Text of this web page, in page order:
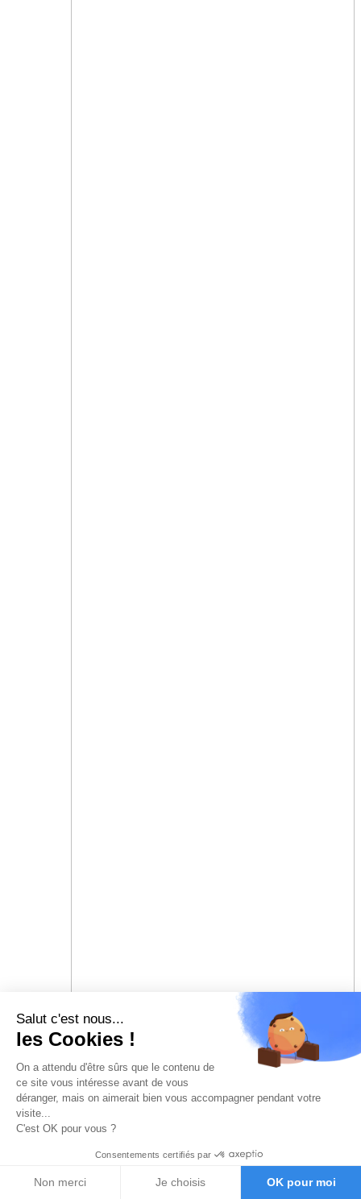
Salut c'est nous...
les Cookies !
On a attendu d'être sûrs que le contenu de
ce site vous intéresse avant de vous
déranger, mais on aimerait bien vous accompagner pendant votre
visite...
C'est OK pour vous ?
Consentements certifiés par
Non merci Je choisis OK pour moi